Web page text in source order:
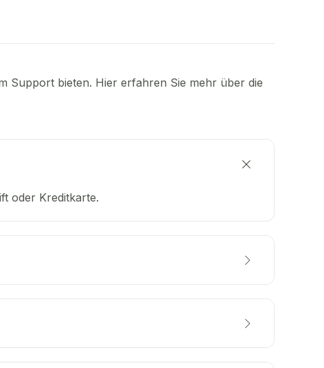
Support bieten. Hier erfahren Sie mehr über die
oder Kreditkarte.